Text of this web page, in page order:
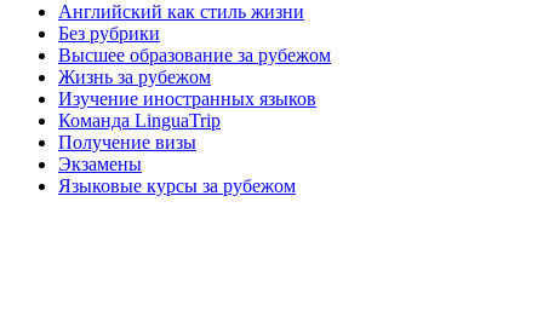
Английский как стиль жизни
Без рубрики
Высшее образование за рубежом
Жизнь за рубежом
Изучение иностранных языков
Команда LinguaTrip
Получение визы
Экзамены
Языковые курсы за рубежом